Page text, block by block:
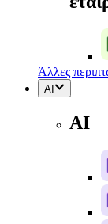
Άλλες
AI
AI